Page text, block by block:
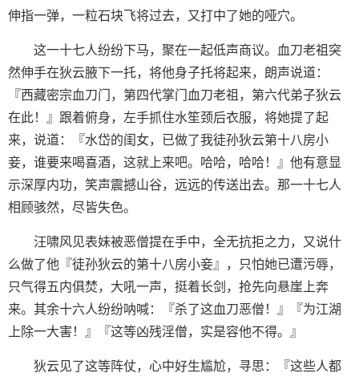
伸指一弹，一粒石块飞将过去，又打中了她的哑穴。
这一十七人纷纷下马，聚在一起低声商议。血刀老祖突
然伸手在狄云腋下一托，将他身子托将起来，朗声说道：
『西藏密宗血刀门，第四代掌门血刀老祖，第六代弟子狄云
在此！』跟着俯身，左手抓住水笙颈后衣服，将她提了起
来，说道：『水岱的闺女，已做了我徒孙狄云第十八房小
妾，谁要来喝喜酒，这就上来吧。哈哈，哈哈！』他有意显
示深厚内功，笑声震撼山谷，远远的传送出去。那一十七人
相顾骇然，尽皆失色。
汪啸风见表妹被恶僧提在手中，全无抗拒之力，又说什
么做了他『徒孙狄云的第十八房小妾』，只怕她已遭污辱，
只气得五内俱焚，大吼一声，挺着长剑，抢先向悬崖上奔
来。其余十六人纷纷呐喊：『杀了这血刀恶僧！』『为江湖
上除一大害！』『这等凶残淫僧，实是容他不得。』
狄云见了这等阵仗，心中好生尴尬，寻思：『这些人都